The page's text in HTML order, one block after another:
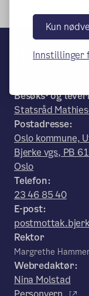
Kun
Innstillinger
Bjerke
Besøks- og
Statsråd
Postadresse:
Oslo kommune,
Bjerke vgs, PB
Oslo
Telefon:
23 46 85 40
E-post:
Rektor
Margrethe
Webredaktør:
Nina Molstad